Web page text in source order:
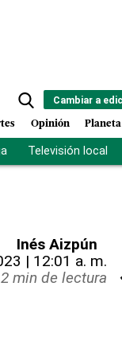
Cambiar a
Opinión Planeta
Televisión local
Inés Aizpún
| 12:01 a. m.
2 min de lectura